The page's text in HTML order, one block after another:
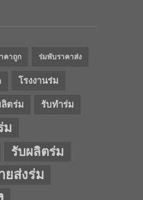
คาถูก ร่มพับราคาส่ง
โรงงานร่ม
ลิตร่ม รับทำร่ม
ม
รับผลิตร่ม
ยส่งร่ม